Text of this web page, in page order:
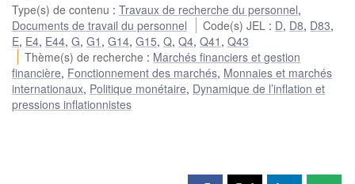
Type(s) de contenu : Travaux de recherche du personnel,
Documents de travail du personnel
Code(s) JEL : D, D8, D83,
E, E4, E44, G, G1 , G14, G15, Q, Q4, Q41 , Q43
Thème(s) de recherche : Marchés financiers et gestion
financière, Fonctionnement des marchés, Monnaies et marchés
internationaux, Politique monétaire, Dynamique de l’inflation et
pressions inflationnistes